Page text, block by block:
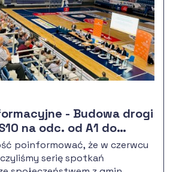
- Budowa drogi
na odc. od A1 do
w
pomorskim
poinformować, że w czerwcu
serię spotkań